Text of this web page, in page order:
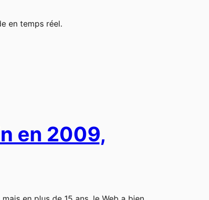
en temps réel.
en 2009,